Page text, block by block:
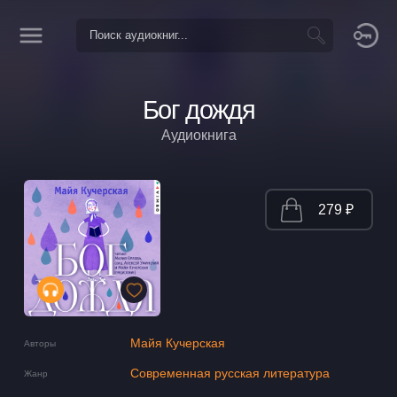
Бог дождя
Аудиокнига
Авторы Майя Кучерская
Жанр Современная русская литература
279 ₽